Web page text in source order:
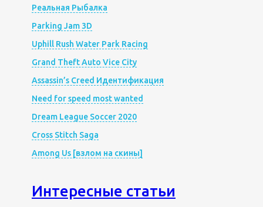
Реальная Рыбалка
Parking Jam 3D
Uphill Rush Water Park Racing
Grand Theft Auto Vice City
Assassin’s Creed Идентификация
Need for speed most wanted
Dream League Soccer 2020
Cross Stitch Saga
Among Us [взлом на скины]
Интересные статьи